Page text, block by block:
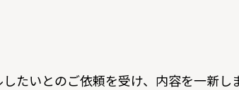
たいとのご依頼を受け、内容を一新